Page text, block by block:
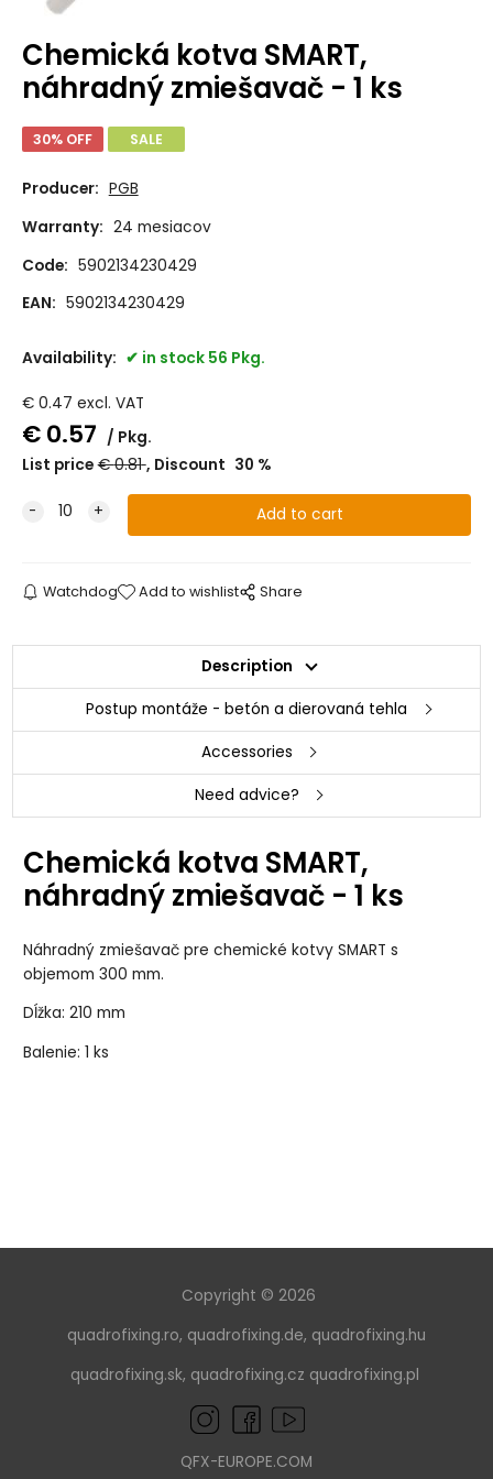
Chemická kotva SMART,
náhradný zmiešavač - 1 ks
30% OFF SALE
Producer: PGB
Warranty: 24 mesiacov
Code: 5902134230429
EAN: 5902134230429
Availability: in stock 56 Pkg.
€ 0.47 excl. VAT
€0.57
Pkg.
List price €0.81 Discount 30 %
Watchdog Add to wishlist Share
Description
Postup montáže - betón a dierovaná tehla
Accessories
Need advice?
Chemická kotva SMART,
náhradný zmiešavač - 1 ks
Náhradný zmiešavač pre chemické kotvy SMART s
objemom 300 mm.
Dĺžka: 210 mm
Balenie: 1 ks
Copyright © 2026
quadrofixing.ro, quadrofixing.de, quadrofixing.hu
quadrofixing.sk, quadrofixing.cz quadrofixing.pl
QFX-EUROPE.COM